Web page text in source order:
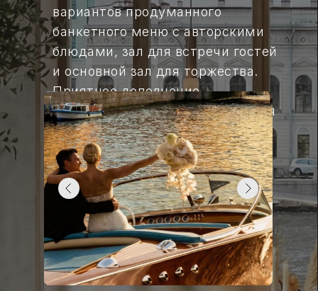
вариантов продуманного
банкетного меню с авторскими
блюдами, зал для встречи гостей
и основной зал для торжества.
Приятное дополнение –
отсутствие пробкового сбора для
любых мероприятий.